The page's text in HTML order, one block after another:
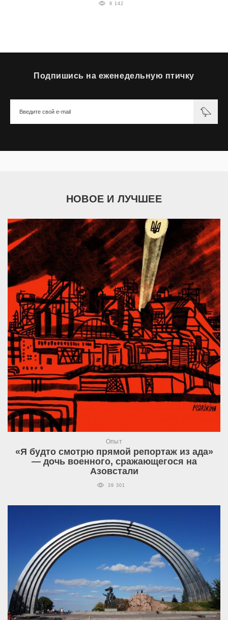
8 142
Подпишись на еженедельную птичку
НОВОЕ И ЛУЧШЕЕ
Опыт
«Я будто смотрю прямой репортаж из ада»
— дочь военного, сражающегося на
Азовстали
39 301